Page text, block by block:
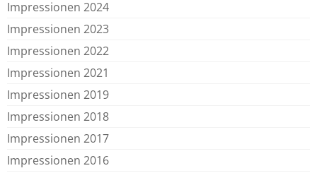
Impressionen 2024
Impressionen 2023
Impressionen 2022
Impressionen 2021
Impressionen 2019
Impressionen 2018
Impressionen 2017
Impressionen 2016